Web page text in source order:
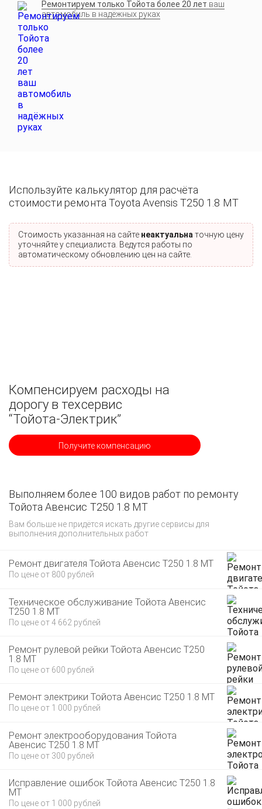
Ремонтируем только Тойота более 20 лет ваш
автомобиль в надёжных руках
Используйте калькулятор для расчёта
стоимости ремонта Toyota Avensis T250 1.8 MT
Стоимость указанная на сайте неактуальна точную цену
уточняйте у специалиста. Ведутся работы по
автоматическому обновлению цен на сайте.
Компенсируем расходы на
дорогу в техсервис
“Тойота-Электрик”
Получите компенсацию
Выполняем более 100 видов работ по ремонту
Тойота Авенсис T250 1.8 MT
Вам больше не придётся искать другие сервисы для
выполнения дополнительных работ
Ремонт двигателя Тойота Авенсис T250 1.8 MT
По цене от 800 рублей
Техническое обслуживание Тойота Авенсис
T250 1.8 MT
По цене от 4 662 рублей
Ремонт рулевой рейки Тойота Авенсис T250
1.8 MT
По цене от 600 рублей
Ремонт электрики Тойота Авенсис T250 1.8 MT
По цене от 1 000 рублей
Ремонт электрооборудования Тойота
Авенсис T250 1.8 MT
По цене от 300 рублей
Исправление ошибок Тойота Авенсис T250 1.8
MT
По цене от 1 000 рублей